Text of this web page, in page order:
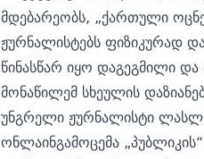
მდებარეობს, „ქართული
ჟურნალისტებს ფიზიკურად
წინასწარ იყო დაგეგმილი
მონაწილემ სხეულის
უნგრელი ჟურნალისტი
ონლაინგამოცემა